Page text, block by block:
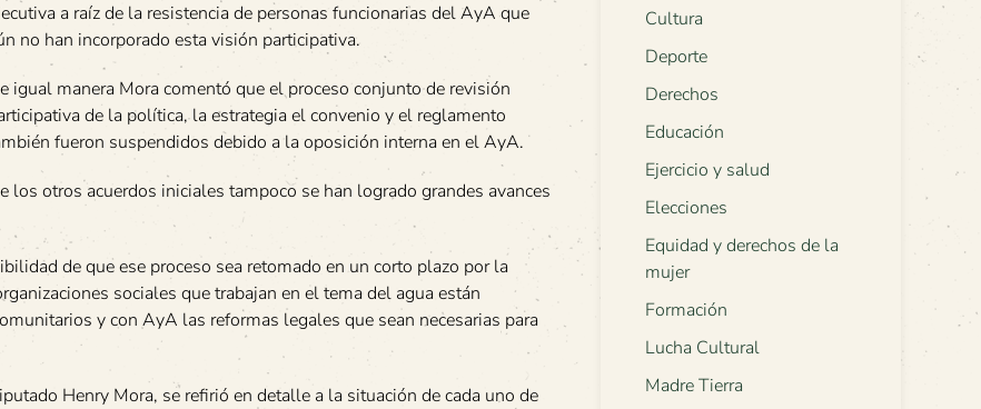
a raíz de la resistencia de personas funcionarias del AyA que
no han incorporado esta visión participativa.
igual manera Mora comentó que el proceso conjunto de revisión
de la política, la estrategia el convenio y el reglamento
fueron suspendidos debido a la oposición interna en el AyA.
los otros acuerdos iniciales tampoco se han logrado grandes avances
de que ese proceso sea retomado en un corto plazo por la
sociales que trabajan en el tema del agua están
y con AyA las reformas legales que sean necesarias para
Henry Mora, se refirió en detalle a la situación de cada uno de
Cultura
Deporte
Derechos
Educación
Ejercicio y salud
Elecciones
Equidad y derechos de la
mujer
Formación
Lucha Cultural
Madre Tierra